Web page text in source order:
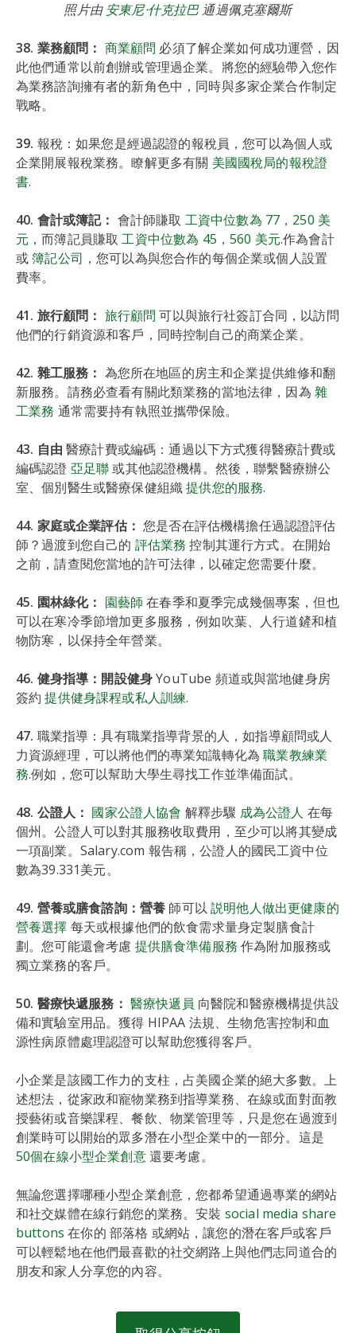
照片由 安東尼·什克拉巴通過佩克塞爾斯
38. 業務顧問： 商業顧問 必須了解企業如何成功運營，因
此他們通常以前創辦或管理過企業。將您的經驗帶入您作
為業務諮詢擁有者的新角色中，同時與多家企業合作制定
戰略。
39. 報稅：如果您是經過認證的報稅員，您可以為個人或
企業開展報稅業務。瞭解更多有關 美國國稅局的報稅證
書.
40. 會計或簿記： 會計師賺取 工資中位數為 77，250 美
元 ，而簿記員賺取工資中位數為 45，560 美元.作為會計
或簿記公司 ，您可以為與您合作的每個企業或個人設置
費率。
41. 旅行顧問： 旅行顧問 可以與旅行社簽訂合同，以訪問
他們的行銷資源和客戶，同時控制自己的商業企業。
42. 雜工服務： 為您所在地區的房主和企業提供維修和翻
新服務。請務必查看有關此類業務的當地法律，因為 雜
工業務 通常需要持有執照並攜帶保險。
43. 自由 醫療計費或編碼：通過以下方式獲得醫療計費或
編碼認證 亞足聯或其他認證機構。然後，聯繫醫療辦公
室、個別醫生或醫療保健組織提供您的服務.
44. 家庭或企業評估： 您是否在評估機構擔任過認證評估
師？過渡到您自己的 評估業務 控制其運行方式。在開始
之前，請查閱您當地的許可法律，以確定您需要什麼。
45. 園林綠化： 園藝師 在春季和夏季完成幾個專案，但也
可以在寒冷季節增加更多服務，例如吹葉、人行道鏟和植
物防寒，以保持全年營業。
46. 健身指導：開設健身YouTube 頻道或與當地健身房
簽約提供健身課程或私人訓練.
47. 職業指導：具有職業指導背景的人，如指導顧問或人
力資源經理，可以將他們的專業知識轉化為職業教練業
務.例如，您可以幫助大學生尋找工作並準備面試。
48. 公證人： 國家公證人協會 解釋步驟 成為公證人 在每
個州。公證人可以對其服務收取費用，至少可以將其變成
一項副業。Salary.com 報告稱，公證人的國民工資中位
數為39.331美元。
49. 營養或膳食諮詢：營養 師可以説明他人做出更健康的
營養選擇 每天或根據他們的飲食需求量身定製膳食計
劃。您可能還會考慮 提供膳食準備服務 作為附加服務或
獨立業務的客戶。
50. 醫療快遞服務： 醫療快遞員 向醫院和醫療機構提供設
備和實驗室用品。獲得 HIPAA 法規、生物危害控制和血
源性病原體處理認證可以幫助您獲得客戶。
小企業是該國工作力的支柱，占美國企業的絕大多數。上
述想法，從家政和寵物業務到指導業務、在線或面對面教
授藝術或音樂課程、餐飲、物業管理等，只是您在過渡到
創業時可以開始的眾多潛在小型企業中的一部分。這是
50個在線小型企業創意還要考慮。
無論您選擇哪種小型企業創意，您都希望通過專業的網站
和社交媒體在線行銷您的業務。安裝 social media share
buttons 在你的 部落格 或網站，讓您的潛在客戶或客戶
可以輕鬆地在他們最喜歡的社交網路上與他們志同道合的
朋友和家人分享您的內容。